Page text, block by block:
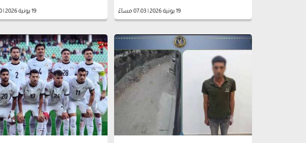
19 يونية 2026 | 07:03 مساءً 19 يونية 2026 | 05:50 مساءً